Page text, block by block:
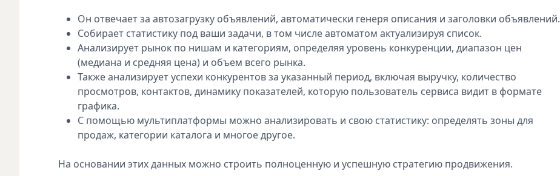
Он отвечает за автозагрузку объявлений, автоматически генеря описания и заголовки объявлений.
Собирает статистику под ваши задачи, в том числе автоматом актуализируя список.
Анализирует рынок по нишам и категориям, определяя уровень конкуренции, диапазон цен
(медиана и средняя цена) и объем всего рынка.
Также анализирует успехи конкурентов за указанный период, включая выручку, количество
просмотров, контактов, динамику показателей, которую пользователь сервиса видит в формате
графика.
С помощью мультиплатформы можно анализировать и свою статистику: определять зоны для
продаж, категории каталога и многое другое.
На основании этих данных можно строить полноценную и успешную стратегию продвижения.